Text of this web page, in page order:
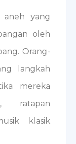
yang
oleh
Orang-
langkah
mereka
ratapan
klasik